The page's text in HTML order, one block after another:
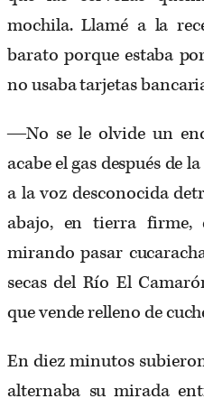
mochila. Llamé a la
barato porque estaba
no usaba tarjetas
―No se le olvide un
acabe el gas después
a la voz desconocida
abajo, en tierra firme,
mirando pasar
secas del Río El
que vende relleno de
En diez minutos
alternaba su mirada